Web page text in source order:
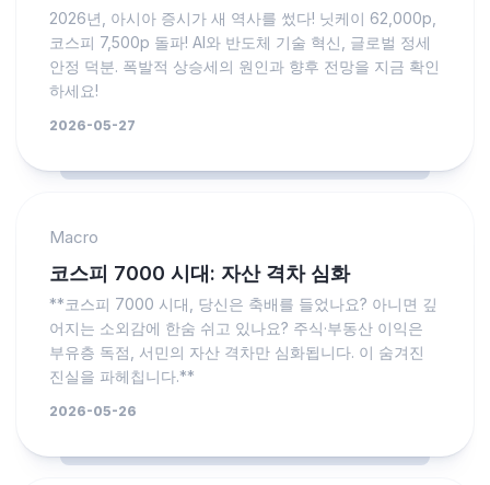
2026년, 아시아 증시가 새 역사를 썼다! 닛케이 62,000p,
코스피 7,500p 돌파! AI와 반도체 기술 혁신, 글로벌 정세
안정 덕분. 폭발적 상승세의 원인과 향후 전망을 지금 확인
하세요!
2026-05-27
Macro
코스피 7000 시대: 자산 격차 심화
**코스피 7000 시대, 당신은 축배를 들었나요? 아니면 깊
어지는 소외감에 한숨 쉬고 있나요? 주식·부동산 이익은
부유층 독점, 서민의 자산 격차만 심화됩니다. 이 숨겨진
진실을 파헤칩니다.**
2026-05-26